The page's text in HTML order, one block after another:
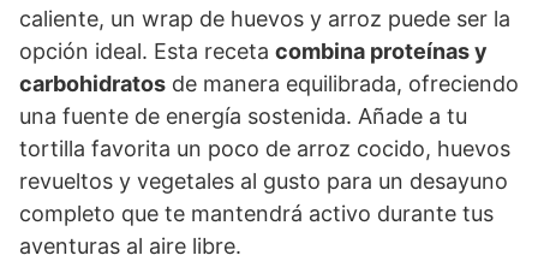
caliente, un wrap de huevos y arroz puede ser la
opción ideal. Esta receta combina proteínas y
carbohidratos de manera equilibrada, ofreciendo
una fuente de energía sostenida. Añade a tu
tortilla favorita un poco de arroz cocido, huevos
revueltos y vegetales al gusto para un desayuno
completo que te mantendrá activo durante tus
aventuras al aire libre.